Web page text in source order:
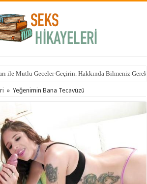
ile Mutlu Geceler Geçirin. Hakkında Bilmeniz
» Yeğenimin Bana Tecavüzü